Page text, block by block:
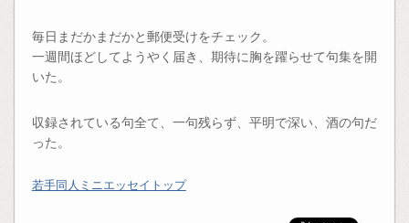
毎日まだかまだかと郵便受けをチェック。
一週間ほどしてようやく届き、期待に胸を躍らせて句集を開
いた。
収録されている句全て、一句残らず、平明で深い、酒の句だ
った。
若手同人ミニエッセイトップ